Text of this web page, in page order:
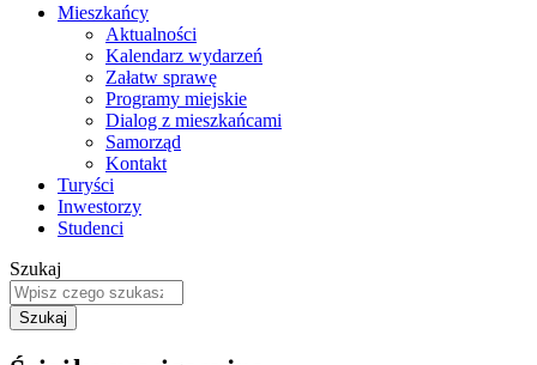
Mieszkańcy
Aktualności
Kalendarz wydarzeń
Załatw sprawę
Programy miejskie
Dialog z mieszkańcami
Samorząd
Kontakt
Turyści
Inwestorzy
Studenci
Szukaj